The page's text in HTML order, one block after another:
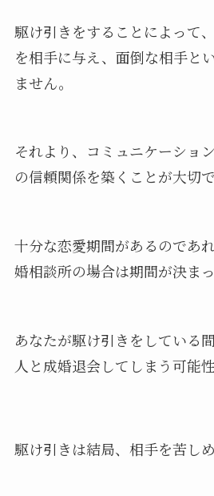
駆け引きをすることによって
を相手に与え、面倒な相手と
ません。
それより、コミュニケーショ
の信頼関係を築くことが大切で
十分な恋愛期間があるのであ
婚相談所の場合は期間が決まっ
あなたが駆け引きをしている
人と成婚退会してしまう可能
駆け引きは結局、相手を苦しめ